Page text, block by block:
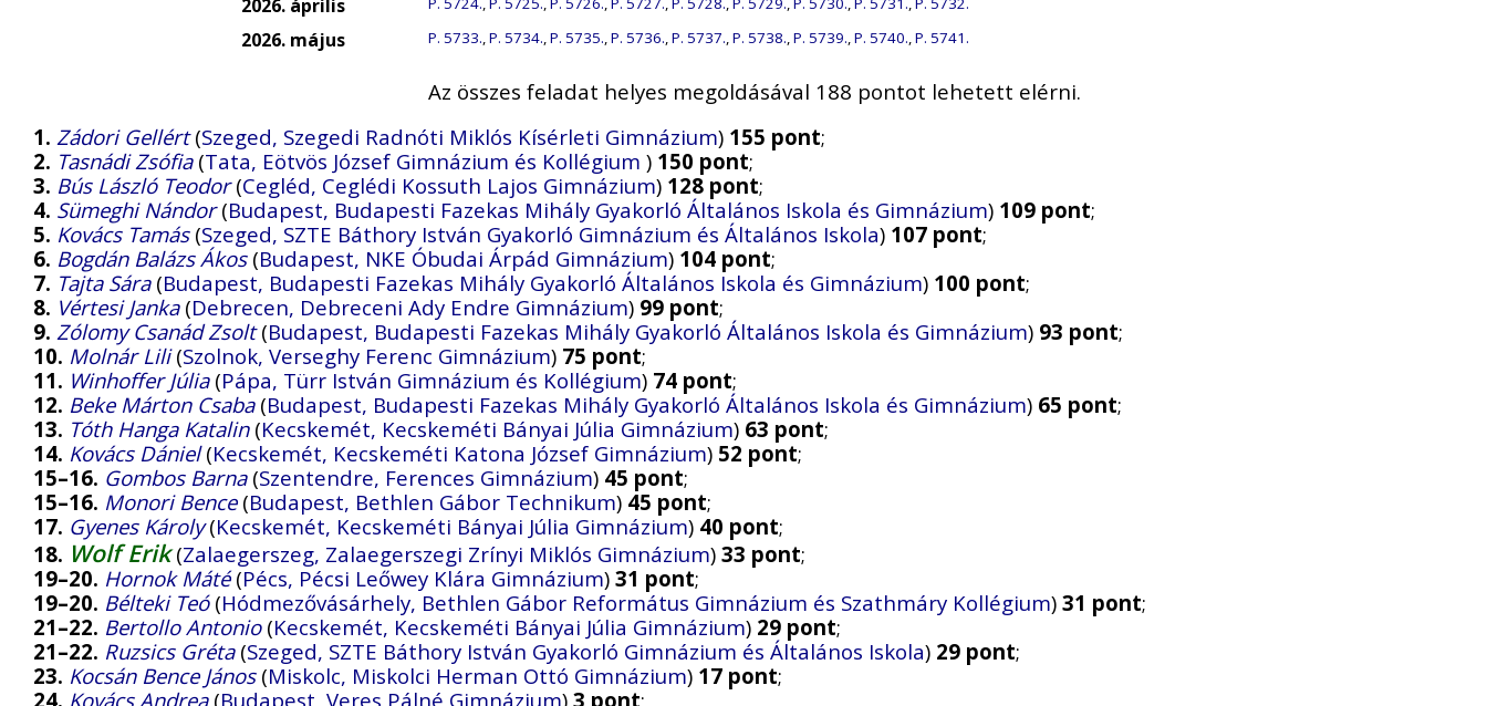
2026. április
2026. május P. 5733.,P. 5734.,P. 5735.,P. 5736.,P. 5737.,P. 5738.,P. 5739.,P. 5740.,P. 5741.
Az összes feladat helyes megoldásával 188 pontot lehetett elérni.
1. Zádori Gellért(Szeged, Szegedi Radnóti Miklós Kísérleti Gimnázium) 155 pont;
2. Tasnádi Zsófia(Tata, Eötvös József Gimnázium és Kollégium ) 150 pont;
3. Bús László Teodor(Cegléd, Ceglédi Kossuth Lajos Gimnázium) 128 pont;
4. Sümeghi Nándor(Budapest, Budapesti Fazekas Mihály Gyakorló Általános Iskola és Gimnázium) 109 pont;
5. Kovács Tamás(Szeged, SZTE Báthory István Gyakorló Gimnázium és Általános Iskola) 107 pont;
6. Bogdán Balázs Ákos(Budapest, NKE Óbudai Árpád Gimnázium) 104 pont;
7. Tajta Sára(Budapest, Budapesti Fazekas Mihály Gyakorló Általános Iskola és Gimnázium) 100 pont;
8. Vértesi Janka(Debrecen, Debreceni Ady Endre Gimnázium) 99 pont;
9. Zólomy Csanád Zsolt(Budapest, Budapesti Fazekas Mihály Gyakorló Általános Iskola és Gimnázium) 93 pont;
10. Molnár Lili(Szolnok, Verseghy Ferenc Gimnázium) 75 pont;
11. Winhoffer Júlia(Pápa, Türr István Gimnázium és Kollégium) 74 pont;
12. Beke Márton Csaba(Budapest, Budapesti Fazekas Mihály Gyakorló Általános Iskola és Gimnázium) 65 pont;
13. Tóth Hanga Katalin(Kecskemét, Kecskeméti Bányai Júlia Gimnázium) 63 pont;
14. Kovács Dániel(Kecskemét, Kecskeméti Katona József Gimnázium) 52 pont;
15–16. Gombos Barna(Szentendre, Ferences Gimnázium) 45 pont;
15–16. Monori Bence(Budapest, Bethlen Gábor Technikum) 45 pont;
17. Gyenes Károly(Kecskemét, Kecskeméti Bányai Júlia Gimnázium) 40 pont;
18. Wolf Erik(Zalaegerszeg, Zalaegerszegi Zrínyi Miklós Gimnázium) 33 pont;
19–20. Hornok Máté(Pécs, Pécsi Leőwey Klára Gimnázium) 31 pont;
19–20. Bélteki Teó(Hódmezővásárhely, Bethlen Gábor Református Gimnázium és Szathmáry Kollégium) 31 pont;
21–22. Bertollo Antonio(Kecskemét, Kecskeméti Bányai Júlia Gimnázium) 29 pont;
21–22. Ruzsics Gréta(Szeged, SZTE Báthory István Gyakorló Gimnázium és Általános Iskola) 29 pont;
23. Kocsán Bence János(Miskolc, Miskolci Herman Ottó Gimnázium) 17 pont;
24. Kovács Andrea(Budapest, Veres Pálné Gimnázium) 3 pont;